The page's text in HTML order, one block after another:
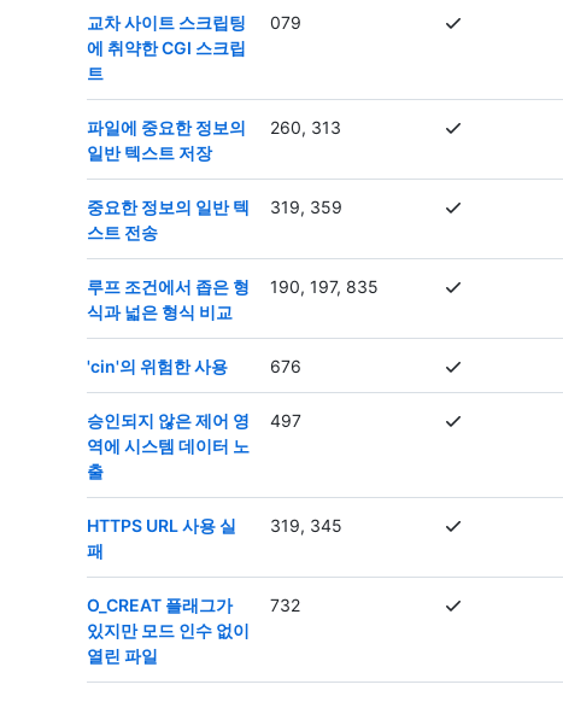
교차 사이트 스크립팅
에 취약한 CGI 스크립
트
079
파일에 중요한 정보의
일반 텍스트 저장
260, 313
중요한 정보의 일반 텍
스트 전송
319, 359
루프 조건에서 좁은 형
식과 넓은 형식 비교
190, 197, 835
'cin'의 위험한 사용 676
승인되지 않은 제어 영
역에 시스템 데이터 노
출
497
HTTPS URL 사용 실
패
319, 345
O_CREAT 플래그가
있지만 모드 인수 없이
열린 파일
732